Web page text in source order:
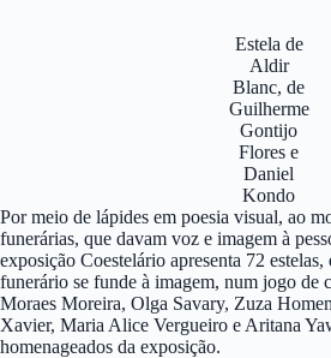
Estela de
Aldir
Blanc, de
Guilherme
Gontijo
Flores e
Daniel
Kondo
Por meio de lápides em poesia visual, ao
funerárias, que davam voz e imagem à
exposição Coestelário apresenta 72
funerário se funde à imagem, num jogo de
Moraes Moreira, Olga Savary, Zuza
Xavier, Maria Alice Vergueiro e Aritana
homenageados da exposição.